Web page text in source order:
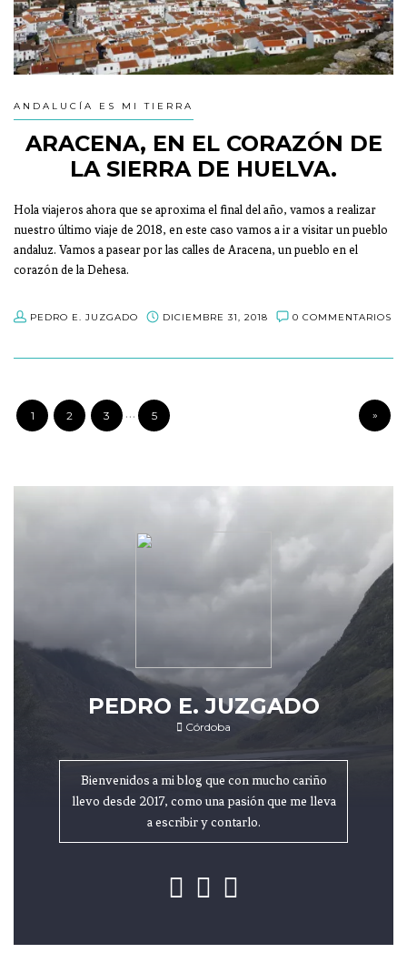
ANDALUCÍA ES MI TIERRA
ARACENA, EN EL CORAZÓN DE
LA SIERRA DE HUELVA.
Hola viajeros ahora que se aproxima el final del año, vamos a realizar
nuestro último viaje de 2018, en este caso vamos a ir a visitar un pueblo
andaluz. Vamos a pasear por las calles de Aracena, un pueblo en el
corazón de la Dehesa.
PEDRO E. JUZGADO DICIEMBRE 31, 2018 0 COMMENTARIOS
1 2 3 … 5 »
PEDRO E. JUZGADO
Córdoba
Bienvenidos a mi blog que con mucho cariño
llevo desde 2017, como una pasión que me lleva
a escribir y contarlo.